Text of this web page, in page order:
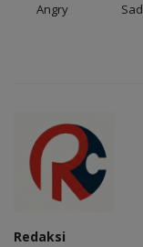
Angry Sad
Redaksi